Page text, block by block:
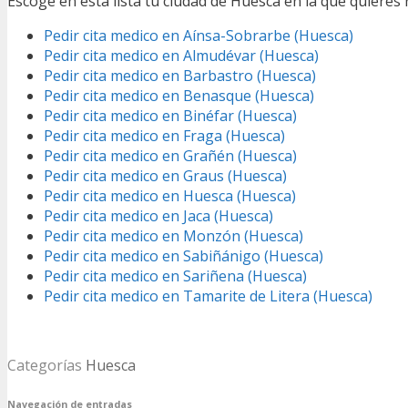
Pedir cita medico en Aínsa-Sobrarbe (Huesca)
Pedir cita medico en Almudévar (Huesca)
Pedir cita medico en Barbastro (Huesca)
Pedir cita medico en Benasque (Huesca)
Pedir cita medico en Binéfar (Huesca)
Pedir cita medico en Fraga (Huesca)
Pedir cita medico en Grañén (Huesca)
Pedir cita medico en Graus (Huesca)
Pedir cita medico en Huesca (Huesca)
Pedir cita medico en Jaca (Huesca)
Pedir cita medico en Monzón (Huesca)
Pedir cita medico en Sabiñánigo (Huesca)
Pedir cita medico en Sariñena (Huesca)
Pedir cita medico en Tamarite de Litera (Huesca)
Categorías Huesca
Navegación de entradas